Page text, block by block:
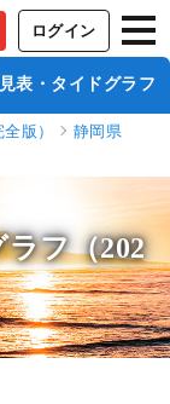
ログイン
表・タイドグラフ
版）
静岡県
フ（202